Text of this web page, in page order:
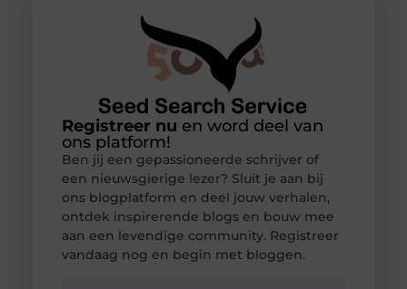
Registreer nu en word deel van
ons platform!
Ben jij een gepassioneerde schrijver of
een nieuwsgierige lezer? Sluit je aan bij
ons blogplatform en deel jouw verhalen,
ontdek inspirerende blogs en bouw mee
aan een levendige community. Registreer
vandaag nog en begin met bloggen.